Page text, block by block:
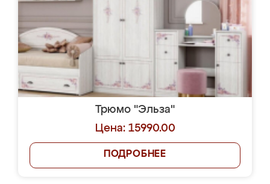
Трюмо "Эльза"
Цена: 15990.00
ПОДРОБНЕЕ